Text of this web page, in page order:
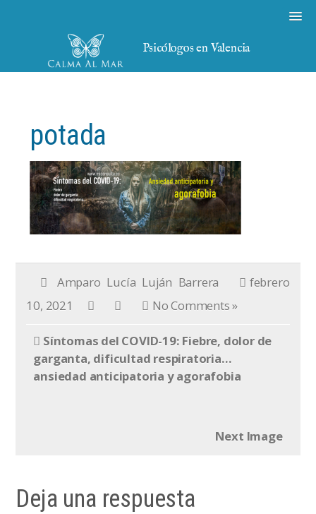
Psicólogos en Valencia
potada
Amparo Lucía Luján Barrera
febrero
10, 2021
No Comments »
Síntomas del COVID-19: Fiebre, dolor de
garganta, dificultad respiratoria…
ansiedad anticipatoria y agorafobia
Next Image
Deja una respuesta